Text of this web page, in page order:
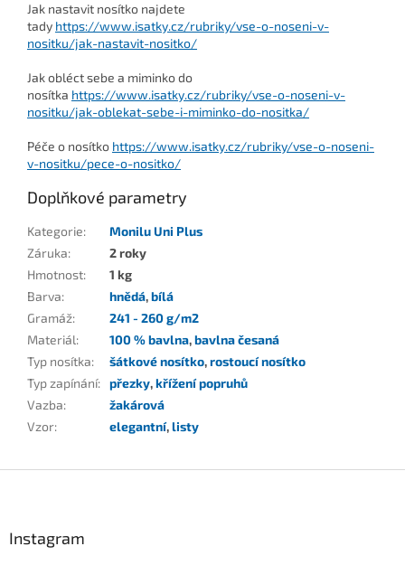
Jak nastavit nosítko najdete
tady https://www.isatky.cz/rubriky/vse-o-noseni-v-
nositku/jak-nastavit-nositko/
Jak obléct sebe a miminko do
nosítka https://www.isatky.cz/rubriky/vse-o-noseni-v-
nositku/jak-oblekat-sebe-i-miminko-do-nositka/
Péče o nosítko https://www.isatky.cz/rubriky/vse-o-noseni-
v-nositku/pece-o-nositko/
Doplňkové parametry
Kategorie:
Monilu Uni Plus
Záruka:
2 roky
Hmotnost:
1 kg
Barva: hnědá,bílá
Gramáž:
241 - 260 g/m2
Materiál: 100 % bavlna,bavlna česaná
Typ nosítka: šátkové nosítko,rostoucí nosítko
Typ zapínání: přezky,křížení popruhů
Vazba:
žakárová
Vzor: elegantní,listy
Instagram